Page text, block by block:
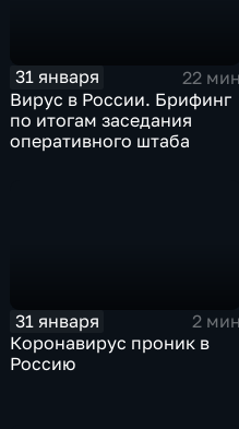
31 января
22 мин
Вирус в России. Брифинг
по итогам заседания
оперативного штаба
31 января
2 мин
Коронавирус проник в
Россию